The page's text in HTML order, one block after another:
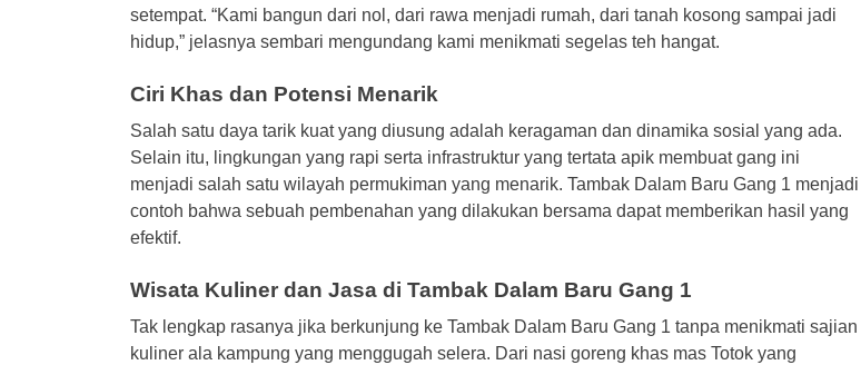
setempat. “Kami bangun dari nol, dari rawa menjadi rumah, dari tanah kosong sampai jadi
hidup,” jelasnya sembari mengundang kami menikmati segelas teh hangat.
Ciri Khas dan Potensi Menarik
Salah satu daya tarik kuat yang diusung adalah keragaman dan dinamika sosial yang ada.
Selain itu, lingkungan yang rapi serta infrastruktur yang tertata apik membuat gang ini
menjadi salah satu wilayah permukiman yang menarik. Tambak Dalam Baru Gang 1 menjadi
contoh bahwa sebuah pembenahan yang dilakukan bersama dapat memberikan hasil yang
efektif.
Wisata Kuliner dan Jasa di Tambak Dalam Baru Gang 1
Tak lengkap rasanya jika berkunjung ke Tambak Dalam Baru Gang 1 tanpa menikmati sajian
kuliner ala kampung yang menggugah selera. Dari nasi goreng khas mas Totok yang